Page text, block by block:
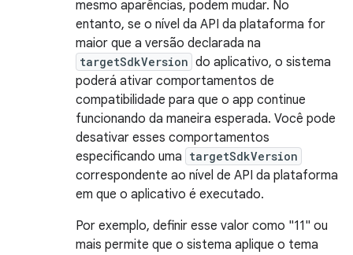
mesmo aparências, podem mudar. No
entanto, se o nível da API da plataforma for
maior que a versão declarada na
targetSdkVersion do aplicativo, o sistema
poderá ativar comportamentos de
compatibilidade para que o app continue
funcionando da maneira esperada. Você pode
desativar esses comportamentos
especificando uma targetSdkVersion
correspondente ao nível de API da plataforma
em que o aplicativo é executado.
Por exemplo, definir esse valor como "11" ou
mais permite que o sistema aplique o tema